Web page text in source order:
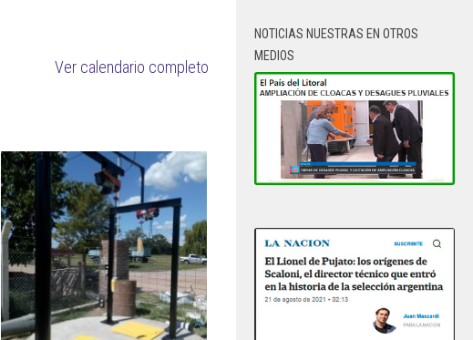
Ver calendario completo
NOTICIAS NUESTRAS EN OTROS
MEDIOS